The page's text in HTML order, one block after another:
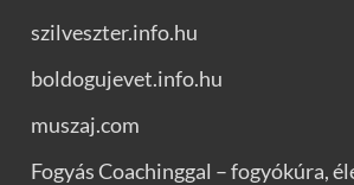
szilveszter.info.hu
boldogujevet.info.hu
muszaj.com
Fogyás Coachinggal – fogyókúra,